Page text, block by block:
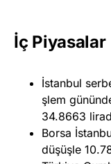
İç Piyasalar
İstanbul
şlem
34.8663
Borsa
düşüşle